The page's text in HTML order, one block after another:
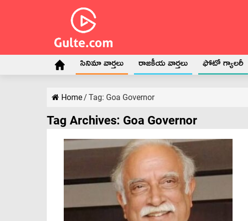
సినిమా వార్తలు రాజకీయ వార్తలు ఫోటో గ్యాలరీ
Home/ Tag: Goa Governor
Tag Archives: Goa Governor